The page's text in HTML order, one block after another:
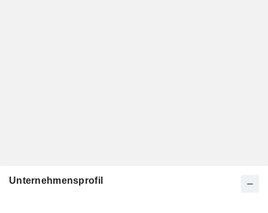
Unternehmensprofil